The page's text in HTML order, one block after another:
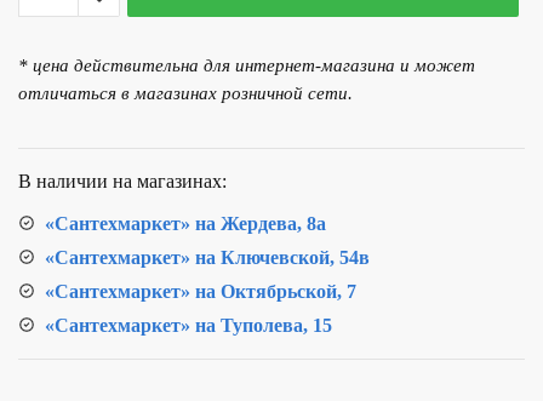
Тройник
внутренний
PP
* цена действительна для интернет-магазина и может
отличаться в магазинах розничной сети.
В наличии на магазинах:
«Сантехмаркет» на Жердева, 8а
«Сантехмаркет» на Ключевской, 54в
«Сантехмаркет» на Октябрьской, 7
«Сантехмаркет» на Туполева, 15